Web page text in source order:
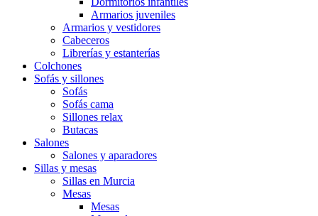
Armarios juveniles
Armarios y vestidores
Cabeceros
Librerías y estanterías
Colchones
Sofás y sillones
Sofás
Sofás cama
Sillones relax
Butacas
Salones
Salones y aparadores
Sillas y mesas
Sillas en Murcia
Mesas
Mesas